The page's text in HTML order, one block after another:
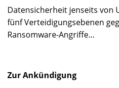
Datensicherheit jenseits von
fünf Verteidigungsebenen
Ransomware-Angriffe…
Zur Ankündigung